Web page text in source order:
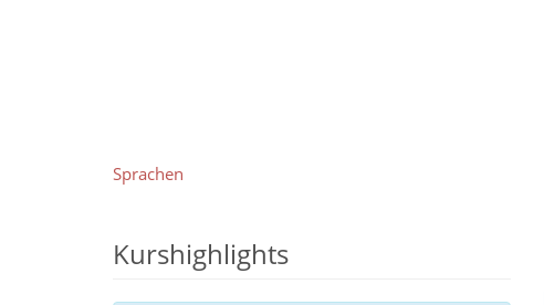
Sprachen
Kurshighlights